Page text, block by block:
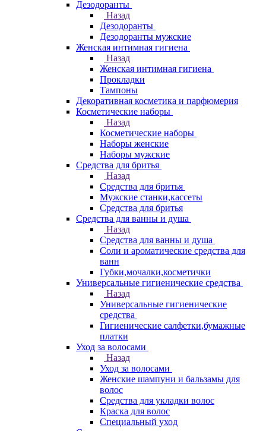
Дезодоранты
Назад
Дезодоранты
Дезодоранты мужские
Женская интимная гигиена
Назад
Женская интимная гигиена
Прокладки
Тампоны
Декоративная косметика и парфюмерия
Косметические наборы
Назад
Косметические наборы
Наборы женские
Наборы мужские
Средства для бритья
Назад
Средства для бритья
Мужские станки,кассеты
Средства для бритья
Средства для ванны и душа
Назад
Средства для ванны и душа
Соли и ароматические средства для
ванн
Губки,мочалки,косметички
Универсальные гигиенические средства
Назад
Универсальные гигиенические
средства
Гигиенические салфетки,бумажные
платки
Уход за волосами
Назад
Уход за волосами
Женские шампуни и бальзамы для
волос
Средства для укладки волос
Краска для волос
Специальный уход